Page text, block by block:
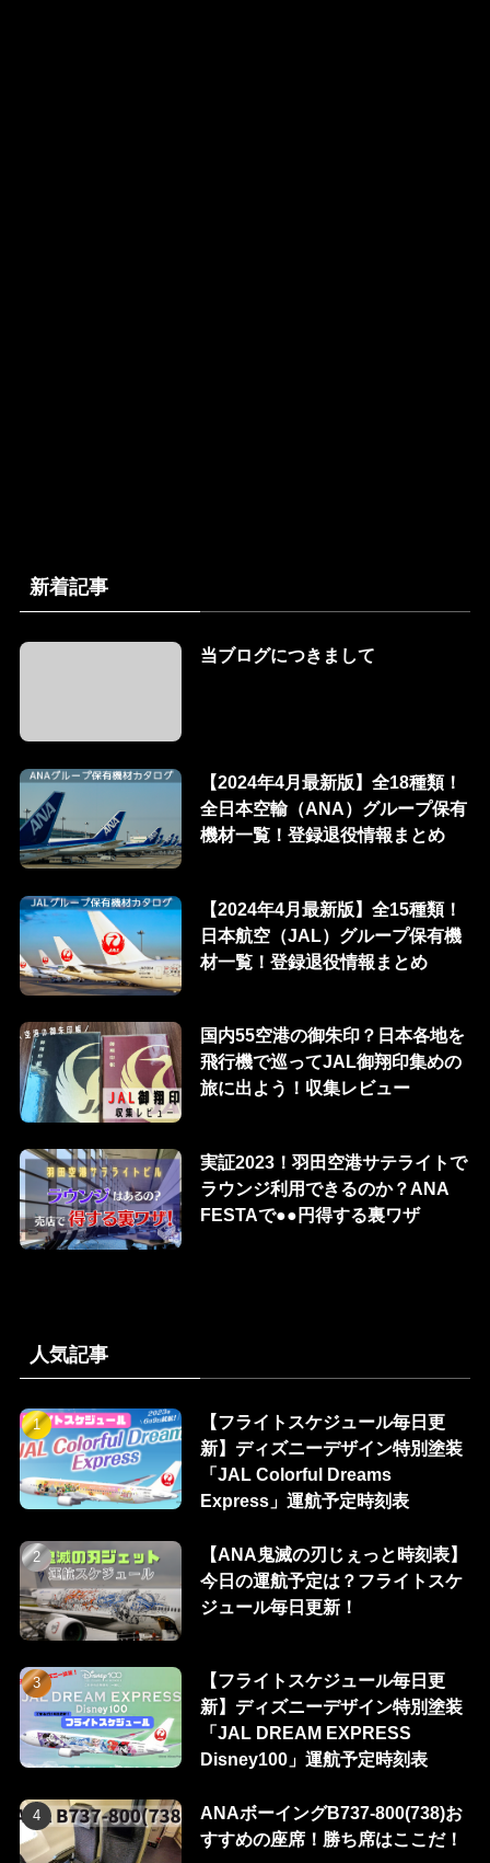
新着記事
当ブログにつきまして
【2024年4月最新版】全18種類！
全日本空輸（ANA）グループ保有
機材一覧！登録退役情報まとめ
【2024年4月最新版】全15種類！
日本航空（JAL）グループ保有機
材一覧！登録退役情報まとめ
国内55空港の御朱印？日本各地を
飛行機で巡ってJAL御翔印集めの
旅に出よう！収集レビュー
実証2023！羽田空港サテライトで
ラウンジ利用できるのか？ANA
FESTAで●●円得する裏ワザ
人気記事
【フライトスケジュール毎日更
新】ディズニーデザイン特別塗装
「JAL Colorful Dreams
Express」運航予定時刻表
【ANA鬼滅の刃じぇっと時刻表】
今日の運航予定は？フライトスケ
ジュール毎日更新！
【フライトスケジュール毎日更
新】ディズニーデザイン特別塗装
「JAL DREAM EXPRESS
Disney100」運航予定時刻表
ANAボーイングB737-800(738)お
すすめの座席！勝ち席はここだ！